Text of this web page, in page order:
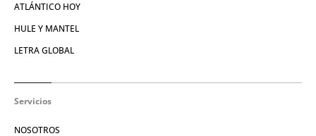
ATLÁNTICO HOY
HULE Y MANTEL
LETRA GLOBAL
Servicios
NOSOTROS